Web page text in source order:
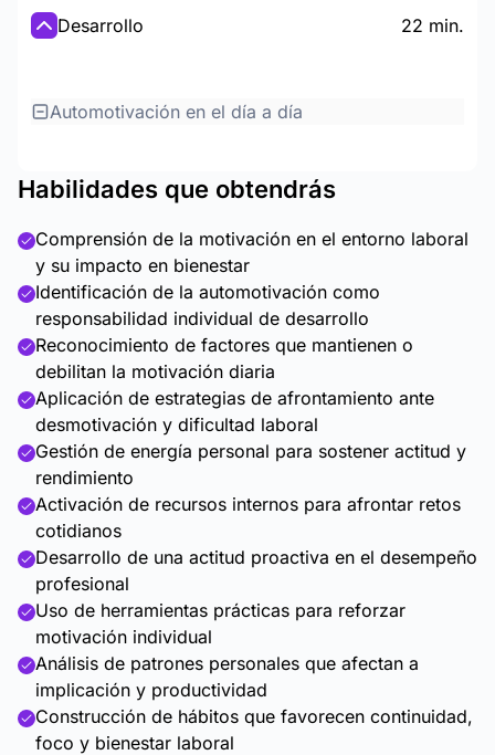
Desarrollo 22 min.
Automotivación en el día a día
Habilidades que obtendrás
Comprensión de la motivación en el entorno laboral
y su impacto en bienestar
Identificación de la automotivación como
responsabilidad individual de desarrollo
Reconocimiento de factores que mantienen o
debilitan la motivación diaria
Aplicación de estrategias de afrontamiento ante
desmotivación y dificultad laboral
Gestión de energía personal para sostener actitud y
rendimiento
Activación de recursos internos para afrontar retos
cotidianos
Desarrollo de una actitud proactiva en el desempeño
profesional
Uso de herramientas prácticas para reforzar
motivación individual
Análisis de patrones personales que afectan a
implicación y productividad
Construcción de hábitos que favorecen continuidad,
foco y bienestar laboral